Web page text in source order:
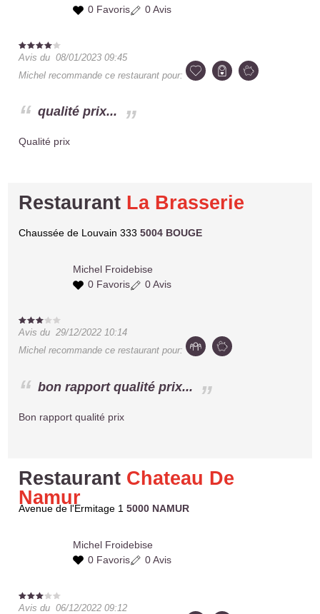
0 Favoris 0 Avis
Avis du08/01/2023 09:45
Michel recommande ce restaurant pour:
qualité prix...
Qualité prix
Restaurant La Brasserie
Chaussée de Louvain 333 5004 BOUGE
Michel Froidebise
0 Favoris
0 Avis
Avis du29/12/2022 10:14
Michel recommande ce restaurant pour:
bon rapport qualité prix...
Bon rapport qualité prix
Restaurant Chateau De
Namur
Avenue de l'Ermitage 15000 NAMUR
Michel Froidebise
0 Favoris
0 Avis
Avis du06/12/2022 09:12